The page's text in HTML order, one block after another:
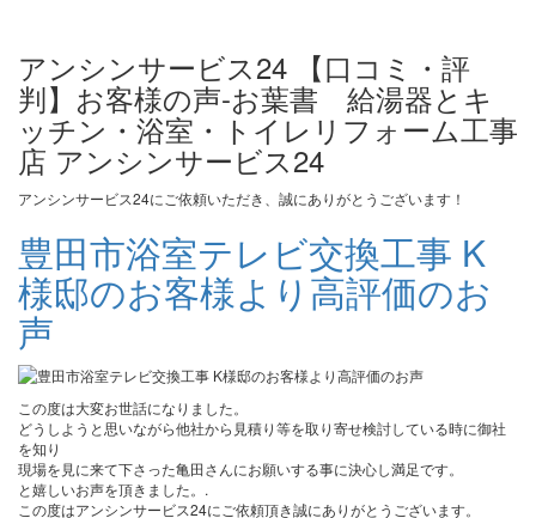
アンシンサービス24 【口コミ・評
判】お客様の声-お葉書 給湯器とキ
ッチン・浴室・トイレリフォーム工事
店 アンシンサービス24
アンシンサービス24にご依頼いただき、誠にありがとうございます！
豊田市浴室テレビ交換工事 K
様邸のお客様より高評価のお
声
この度は大変お世話になりました。
どうしようと思いながら他社から見積り等を取り寄せ検討している時に御社
を知り
現場を見に来て下さった亀田さんにお願いする事に決心し満足です。
と嬉しいお声を頂きました。.
この度はアンシンサービス24にご依頼頂き誠にありがとうございます。